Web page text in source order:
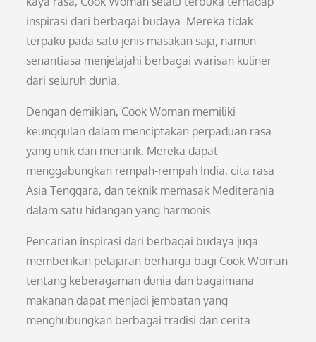
inspirasi dari berbagai budaya. Mereka tidak
terpaku pada satu jenis masakan saja, namun
senantiasa menjelajahi berbagai warisan kuliner
dari seluruh dunia.
Dengan demikian, Cook Woman memiliki
keunggulan dalam menciptakan perpaduan rasa
yang unik dan menarik. Mereka dapat
menggabungkan rempah-rempah India, cita rasa
Asia Tenggara, dan teknik memasak Mediterania
dalam satu hidangan yang harmonis.
Pencarian inspirasi dari berbagai budaya juga
memberikan pelajaran berharga bagi Cook Woman
tentang keberagaman dunia dan bagaimana
makanan dapat menjadi jembatan yang
menghubungkan berbagai tradisi dan cerita.